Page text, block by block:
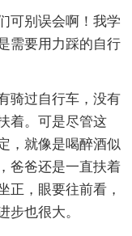
可别误会啊！我学
需要用力踩的自行
骑过自行车，没有
着。可是尽管这
，就像是喝醉酒似
爸爸还是一直扶着
正，眼要往前看，
步也很大。